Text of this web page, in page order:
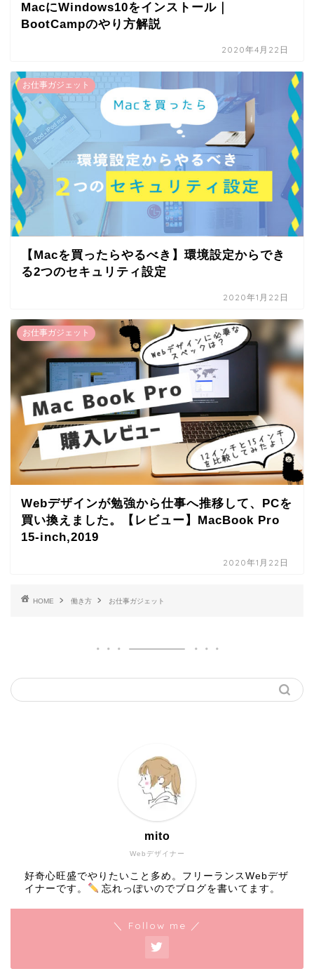
MacにWindows10をインストール｜
BootCampのやり方解説
2020年4月22日
お仕事ガジェット
【Macを買ったらやるべき】環境設定からでき
る2つのセキュリティ設定
2020年1月22日
お仕事ガジェット
Webデザインが勉強から仕事へ推移して、PCを
買い換えました。【レビュー】MacBook Pro
15-inch,2019
2020年1月22日
HOME 働き方 お仕事ガジェット
Webデザイナー
mito
好奇心旺盛でやりたいこと多め。フリーランスWebデザ
イナーです。
忘れっぽいのでブログを書いてます。
＼ Follow me ／